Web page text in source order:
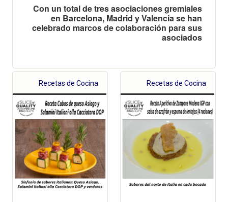
Con un total de tres asociaciones gremiales
en Barcelona, Madrid y Valencia se han
celebrado marcos de colaboración para sus
asociados
Recetas de Cocina Recetas de Cocina